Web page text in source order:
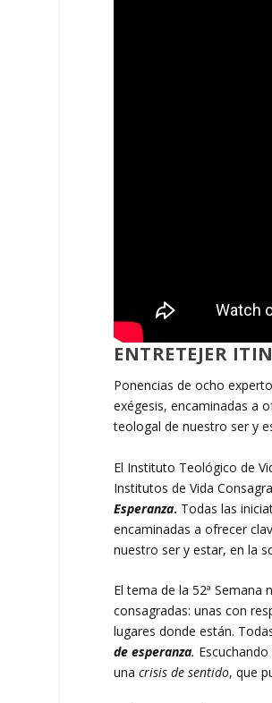
ENTRETEJER
Ponencias de ocho
exégesis, encaminadas a
teologal de nuestro ser y
El Instituto Teológico de
Institutos de Vida
Esperanza. Todas las
encaminadas a ofrecer
nuestro ser y estar, en la
El tema de la 52ª
consagradas: unas con
lugares donde están.
de esperanza.
unacrisis de sentido, que